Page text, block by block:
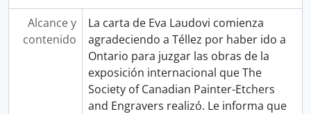
Alcance y
contenido
La carta de Eva Laudovi comienza
agradeciendo a Téllez por haber ido a
Ontario para juzgar las obras de la
exposición internacional que The
Society of Canadian Painter-Etchers
and Engravers realizó. Le informa que